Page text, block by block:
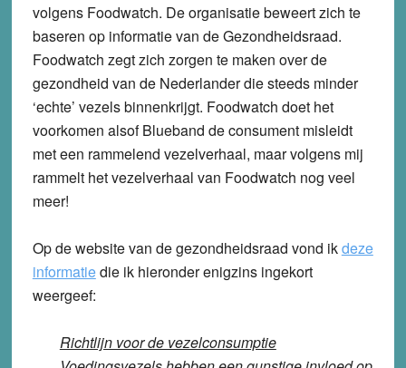
volgens Foodwatch. De organisatie beweert zich te
baseren op informatie van de Gezondheidsraad.
Foodwatch zegt zich zorgen te maken over de
gezondheid van de Nederlander die steeds minder
‘echte’ vezels binnenkrijgt. Foodwatch doet het
voorkomen alsof Blueband de consument misleidt
met een rammelend vezelverhaal, maar volgens mij
rammelt het vezelverhaal van Foodwatch nog veel
meer!
Op de website van de gezondheidsraad vond ikdeze
informatiedie ik hieronder enigzins ingekort
weergeef:
Richtlijn voor de vezelconsumptie